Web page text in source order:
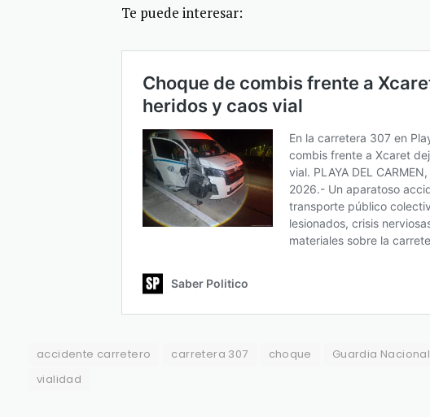
Te puede interesar:
accidente carretero carretera 307 choque Guardia Nacional
vialidad